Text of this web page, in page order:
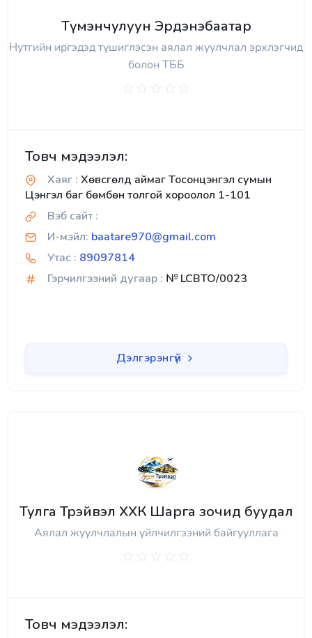
Түмэнчулуун Эрдэнэбаатар
Нутгийн иргэдэд түшиглэсэн аялал жуулчлал эрхлэгчид
болон ТББ
Товч мэдээлэл:
Хаяг : Хөвсгөлд аймаг Тосонцэнгэл сумын
Цэнгэл баг бөмбөн толгой хороолол 1-101
Вэб сайт :
И-мэйл: baatare970@gmail.com
Утас : 89097814
Гэрчилгээний дугаар : № LCBTO/0023
Дэлгэрэнгүй
Тулга Трэйвэл ХХК Шарга зочид буудал
Аялал жуулчлалын үйлчилгээний байгууллага
Товч мэдээлэл: